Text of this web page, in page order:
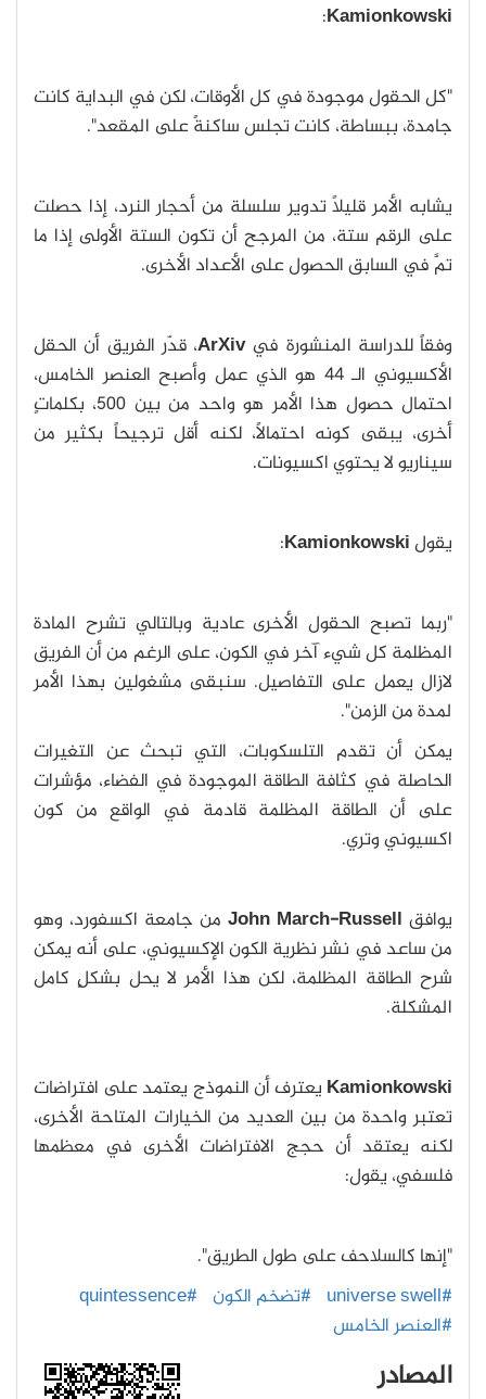
Kamionkowski
:
"كل الحقول موجودة في كل الأوقات، لكن في البداية كانت
جامدة، ببساطة، كانت تجلس ساكنةً على المقعد".
يشابه الأمر قليلاً تدوير سلسلة من أحجار النرد، إذا حصلت
على الرقم ستة، من المرجح أن تكون الستة الأولى إذا ما
تمَّ في السابق الحصول على الأعداد الأخرى.
وفقاً للدراسة المنشورة فيArXiv، قدّر الفريق أن الحقل
الأكسيوني الـ 44 هو الذي عمل وأصبح العنصر الخامس،
احتمال حصول هذا الأمر هو واحد من بين 500، بكلماتٍ
أخرى، يبقى كونه احتمالاً، لكنه أقل ترجيحاً بكثير من
سيناريو لا يحتوي اكسيونات.
يقولKamionkowski
:
"ربما تصبح الحقول الأخرى عادية وبالتالي تشرح المادة
المظلمة كل شيء آخر في الكون، على الرغم من أن الفريق
لازال يعمل على التفاصيل. سنبقى مشغولين بهذا الأمر
لمدة من الزمن".
يمكن أن تقدم التلسكوبات، التي تبحث عن التغيرات
الحاصلة في كثافة الطاقة الموجودة في الفضاء، مؤشرات
على أن الطاقة المظلمة قادمة في الواقع من كون
اكسيوني وتري.
يوافق John March-Russell من جامعة اكسفورد، وهو
من ساعد في نشر نظرية الكون الإكسيوني، على أنه يمكن
شرح الطاقة المظلمة، لكن هذا الأمر لا يحل بشكلٍ كامل
المشكلة.
Kamionkowski يعترف أن النموذج يعتمد على افتراضات
تعتبر واحدة من بين العديد من الخيارات المتاحة الأخرى،
لكنه يعتقد أن حجج الافتراضات الأخرى في معظمها
فلسفي، يقول:
"إنها كالسلاحف على طول الطريق".
#universe swell
#تضخم الكون #quintessence
#العنصر الخامس
المصادر